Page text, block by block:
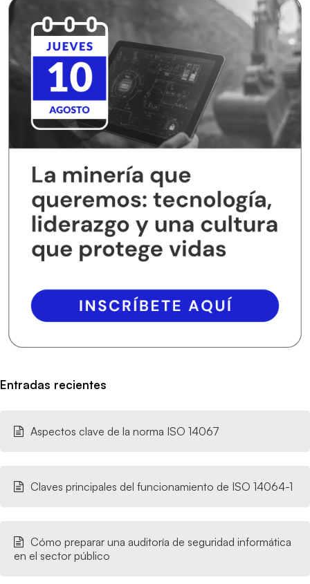
Entradas recientes
Aspectos clave de la norma ISO 14067
Claves principales del funcionamiento de ISO 14064-1
Cómo preparar una auditoría de seguridad informática
en el sector público